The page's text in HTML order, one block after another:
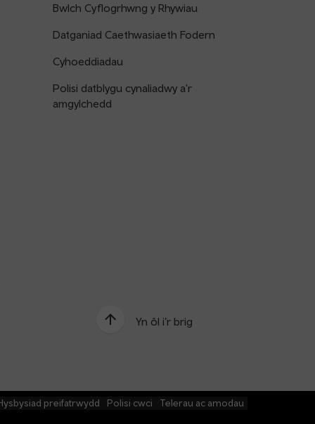
Bwlch Cyflogrhwng y Rhywiau
Datganiad Caethwasiaeth Fodern
Cyhoeddiadau
Polisi datblygu cynaliadwy a'r
amgylchedd
Yn ôl i’r brig
preifatrwydd Polisi cwci Telerau ac amodau